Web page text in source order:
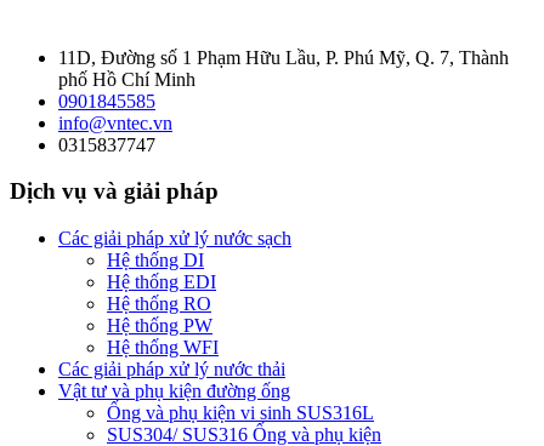
11D, Đường số 1 Phạm Hữu Lầu, P. Phú Mỹ, Q. 7, Thành
phố Hồ Chí Minh
0901845585
info@vntec.vn
0315837747
Dịch vụ và giải pháp
Các giải pháp xử lý nước sạch
Hệ thống DI
Hệ thống EDI
Hệ thống RO
Hệ thống PW
Hệ thống WFI
Các giải pháp xử lý nước thải
Vật tư và phụ kiện đường ống
Ống và phụ kiện vi sinh SUS316L
SUS304/ SUS316 Ống và phụ kiện